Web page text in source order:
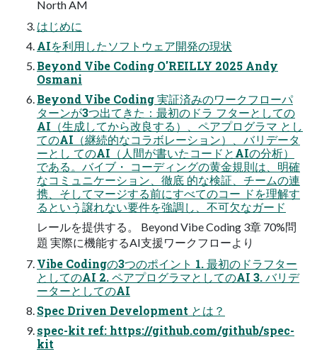
North AM
はじめに
AIを利用したソフトウェア開発の現状
Beyond Vibe Coding O'REILLY 2025 Andy
Osmani
Beyond Vibe Coding 実証済みのワークフローパ
ターンが3つ出てきた：最初のドラ フターとしての
AI（生成してから改良する）、ペアプログラマ とし
てのAI（継続的なコラボレーション）、バリデータ
ーとし てのAI（人間が書いたコードとAIの分析）
である。バイブ・ コーディングの黄金規則は、明確
なコミュニケーション、徹底 的な検証、チームの連
携、そしてマージする前にすべてのコー ドを理解す
るという譲れない要件を強調し、不可欠なガード
レールを提供する。 Beyond Vibe Coding 3章 70%問
題 実際に機能するAI支援ワークフローより
Vibe Codingの3つのポイント 1. 最初のドラフター
としてのAI 2. ペアプログラマとしてのAI 3. バリデ
ーターとしてのAI
Spec Driven Development とは？
spec-kit ref: https://github.com/github/spec-
kit